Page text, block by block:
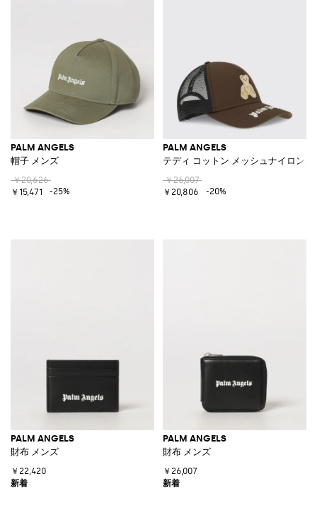
PALM ANGELS
帽子 メンズ
￥20,626
￥15,471
-25%
PALM ANGELS
テディ コットン メッシュナイロンハ
￥26,007
￥20,806
-20%
PALM ANGELS
財布 メンズ
￥22,420
PALM ANGELS
財布 メンズ
￥26,007